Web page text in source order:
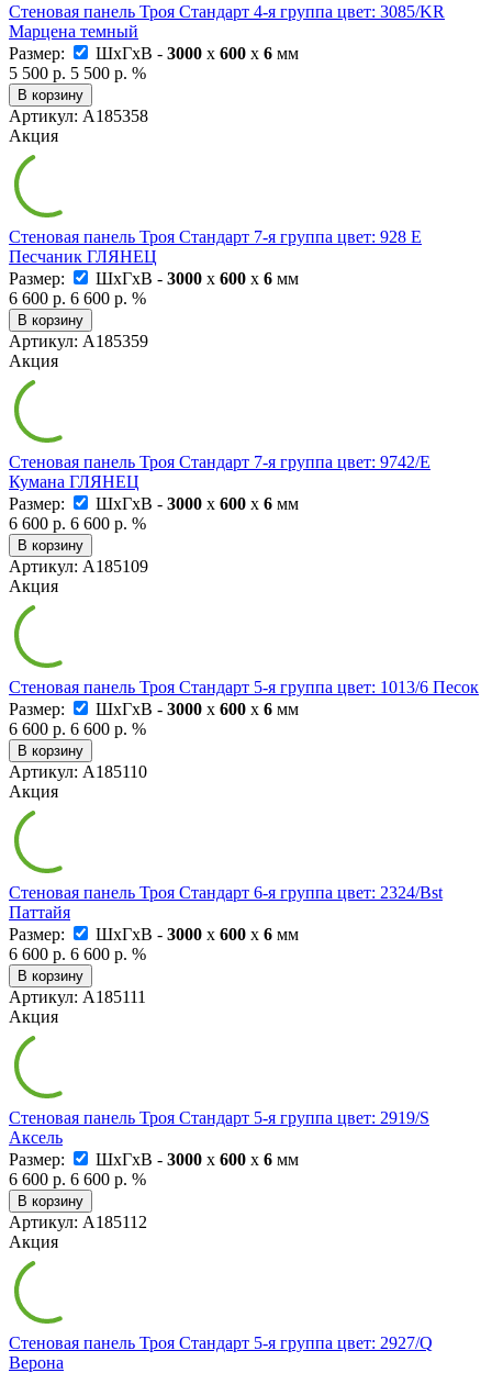
Стеновая панель Троя Стандарт 4-я группа цвет: 3085/KR
Марцена темный
Размер:
ШxГxВ - 3000 x 600 x 6 мм
5 500 р. 5 500 р. %
В корзину
Артикул: А185358
Акция
Стеновая панель Троя Стандарт 7-я группа цвет: 928 Е
Песчаник ГЛЯНЕЦ
Размер:
ШxГxВ - 3000 x 600 x 6 мм
6 600 р. 6 600 р. %
В корзину
Артикул: А185359
Акция
Стеновая панель Троя Стандарт 7-я группа цвет: 9742/Е
Кумана ГЛЯНЕЦ
Размер:
ШxГxВ - 3000 x 600 x 6 мм
6 600 р. 6 600 р. %
В корзину
Артикул: А185109
Акция
Стеновая панель Троя Стандарт 5-я группа цвет: 1013/6 Песок
Размер:
ШxГxВ - 3000 x 600 x 6 мм
6 600 р. 6 600 р. %
В корзину
Артикул: А185110
Акция
Стеновая панель Троя Стандарт 6-я группа цвет: 2324/Bst
Паттайя
Размер:
ШxГxВ - 3000 x 600 x 6 мм
6 600 р. 6 600 р. %
В корзину
Артикул: А185111
Акция
Стеновая панель Троя Стандарт 5-я группа цвет: 2919/S
Аксель
Размер:
ШxГxВ - 3000 x 600 x 6 мм
6 600 р. 6 600 р. %
В корзину
Артикул: А185112
Акция
Стеновая панель Троя Стандарт 5-я группа цвет: 2927/Q
Верона